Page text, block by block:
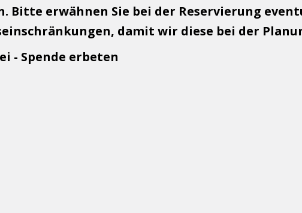
Bitte erwähnen Sie bei der Reservierung
damit wir diese bei der
- Spende erbeten